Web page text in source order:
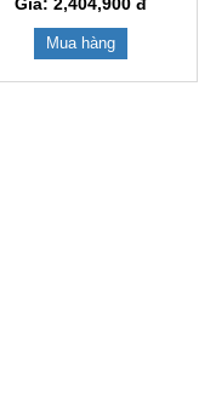
Giá: 2,404,900đ
Mua hàng